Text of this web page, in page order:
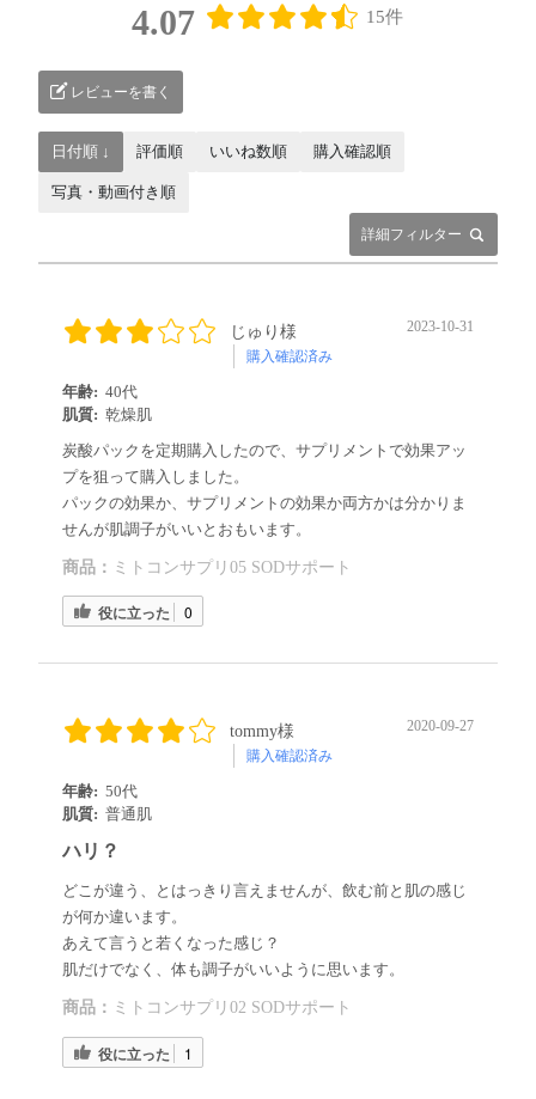
4.07 15件
レビューを書く
詳細フィルター
日付順 ↓ 評価順 いいね数順 購入確認順
写真・動画付き順
じゅり様
購入確認済み
2023-10-31
年齢: 40代
肌質: 乾燥肌
炭酸パックを定期購入したので、サプリメントで効果アッ
プを狙って購入しました。
パックの効果か、サプリメントの効果か両方かは分かりま
せんが肌調子がいいとおもいます。
商品： ミトコンサプリ05 SODサポート
役に立った 0
tommy様
購入確認済み
2020-09-27
年齢: 50代
肌質: 普通肌
ハリ？
どこが違う、とはっきり言えませんが、飲む前と肌の感じ
が何か違います。
あえて言うと若くなった感じ？
肌だけでなく、体も調子がいいように思います。
商品： ミトコンサプリ02 SODサポート
役に立った 1